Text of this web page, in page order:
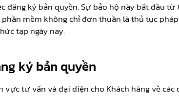
đăng ký bản quyền. Sự bảo hộ này bắt đầu
mềm không chỉ đơn thuần là thủ tục
tạp ngày nay.
ký bản quyền
tư vấn và đại diện cho Khách hàng về các